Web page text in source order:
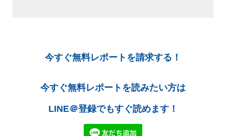
今すぐ無料レポートを請求する！
今すぐ無料レポートを読みたい方は
LINE＠登録でもすぐ読めます！